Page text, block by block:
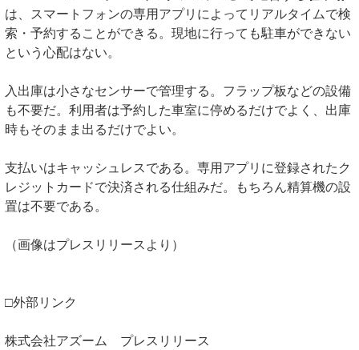
は、スマートフォンの専用アプリによってリアルタイムで検
索・予約することができる。現地に行っても駐車ができない
という心配はない。
入出庫は小さなセンサーで管理する。フラップ板などの設備
も不要だ。利用者は予約した車室に停めるだけでよく、出庫
時もそのまま出るだけでよい。
支払いはキャッシュレスである。専用アプリに登録されたク
レジットカードで決済される仕組みだ。もちろん精算機の設
置は不要である。
（画像はプレスリリースより）
□外部リンク
株式会社アズーム プレスリリース